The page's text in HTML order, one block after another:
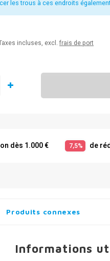
les trous à ces endroits
incluses, excl. frais de port
dès 1.000 € 7,5% de
Produits connexes
Informations